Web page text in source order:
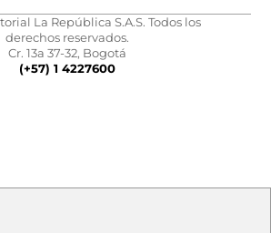
La República S.A.S. Todos los
derechos reservados.
Cr. 13a 37-32, Bogotá
(+57) 1 4227600